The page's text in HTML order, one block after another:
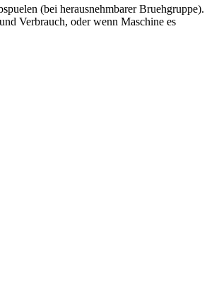
(bei herausnehmbarer Bruehgruppe).
Verbrauch, oder wenn Maschine es